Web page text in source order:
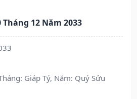
12 Năm 2033
Giáp Tý, Năm: Quý Sửu